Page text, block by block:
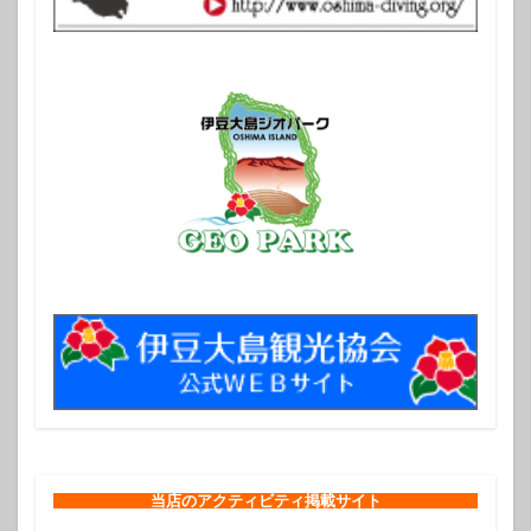
当店のアクティビティ掲載サイト